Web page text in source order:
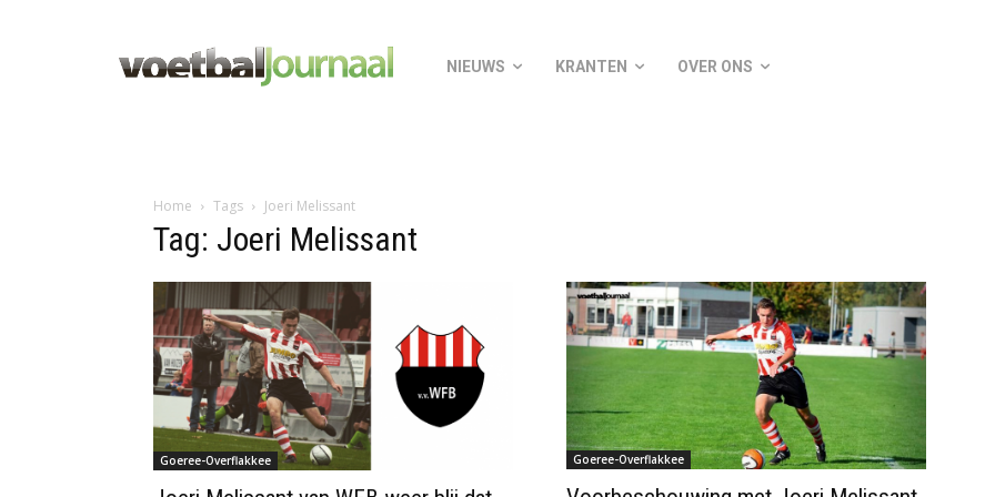
NIEUWS KRANTEN OVER ONS
Home Tags Joeri Melissant
Tag: Joeri Melissant
Goeree-Overflakkee Goeree-Overflakkee